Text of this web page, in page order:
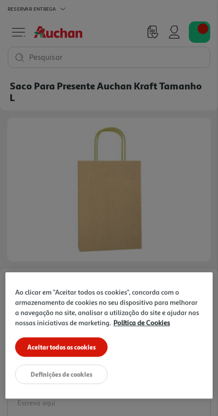
RESERVAR ENTREGA
Pesquisar
Saco Para Presente Auchan Kraft Tamanho
L
1.99 €/un
1,99 €
Notas de preparação
Ao clicar em "Aceitar todos os cookies", concorda com o
armazenamento de cookies no seu dispositivo para melhorar
a navegação no site, analisar a utilização do site e ajudar nas
nossas iniciativas de marketing. Política de Cookies
Aceitar todos os cookies
Definições de cookies